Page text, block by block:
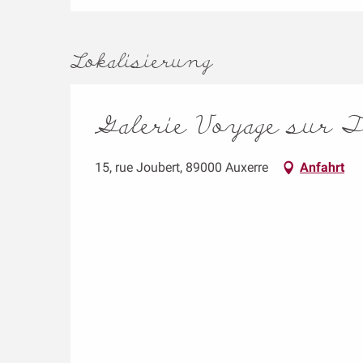
Lokalisierung
Galerie Voyage sur
15, rue Joubert, 89000 Auxerre Anfahrt